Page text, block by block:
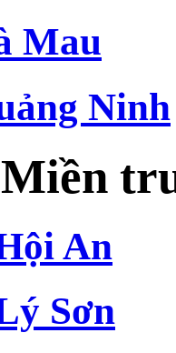
Mau
Ninh
An
Sơn